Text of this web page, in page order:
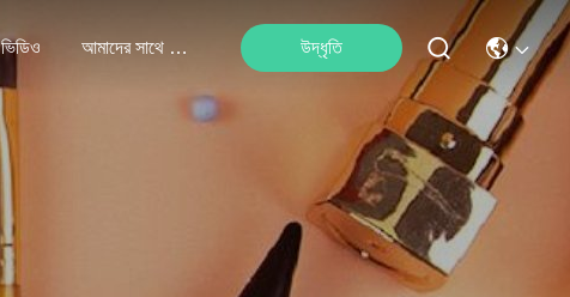
ভিডিও আমাদের সাথে যোগাযোগ উদ্ধৃতি